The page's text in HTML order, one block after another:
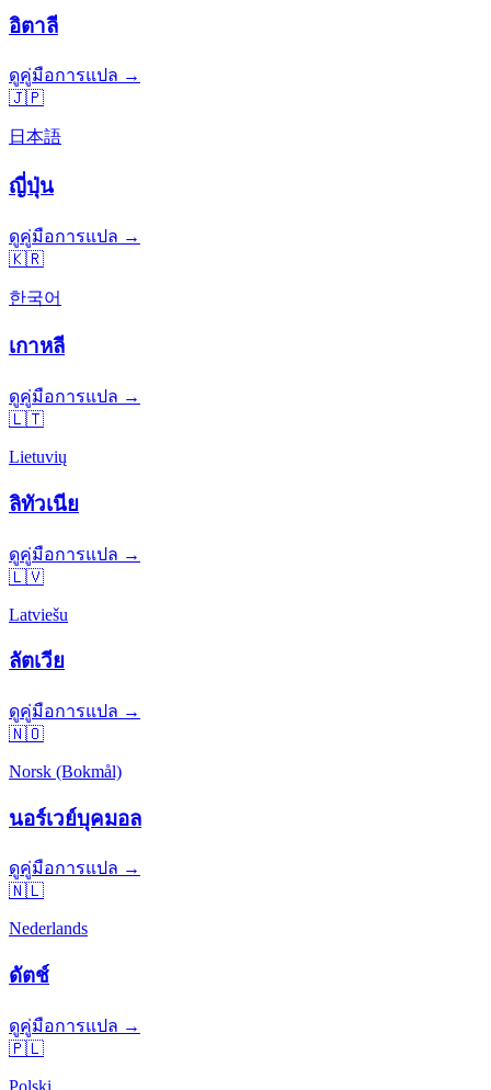
อิตาลี
ดูคู่มือการแปล →
🇯🇵
日本語
ญี่ปุ่น
ดูคู่มือการแปล →
🇰🇷
한국어
เกาหลี
ดูคู่มือการแปล →
🇱🇹
Lietuvių
ลิทัวเนีย
ดูคู่มือการแปล →
🇱🇻
Latviešu
ลัตเวีย
ดูคู่มือการแปล →
🇳🇴
Norsk (Bokmål)
นอร์เวย์บุคมอล
ดูคู่มือการแปล →
🇳🇱
Nederlands
ดัตช์
ดูคู่มือการแปล →
🇵🇱
Polski